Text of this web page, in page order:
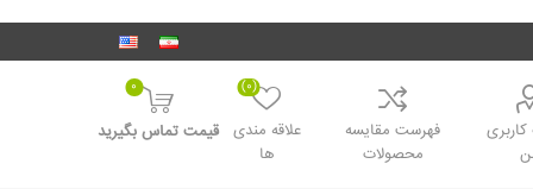
فهرست مقایسه
محصولات
علاقه مندی
ها
(0)
0
قیمت تماس بگیرید